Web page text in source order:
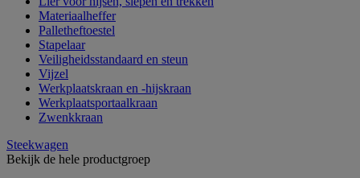
Materiaalheffer
Palletheftoestel
Stapelaar
Veiligheidsstandaard en steun
Vijzel
Werkplaatskraan en -hijskraan
Werkplaatsportaalkraan
Zwenkkraan
Steekwagen
Bekijk de hele productgroep